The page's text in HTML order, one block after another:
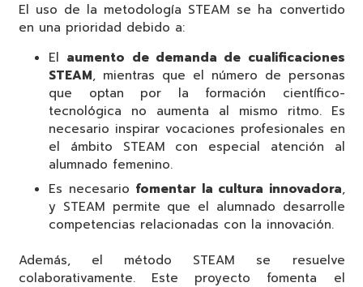
El uso de la metodología STEAM se ha convertido
en una prioridad debido a:
El aumento de demanda de cualificaciones
STEAM, mientras que el número de personas
que optan por la formación científico-
tecnológica no aumenta al mismo ritmo. Es
necesario inspirar vocaciones profesionales en
el ámbito STEAM con especial atención al
alumnado femenino.
Es necesario fomentar la cultura innovadora,
y STEAM permite que el alumnado desarrolle
competencias relacionadas con la innovación.
Además, el método STEAM se resuelve
colaborativamente. Este proyecto fomenta el